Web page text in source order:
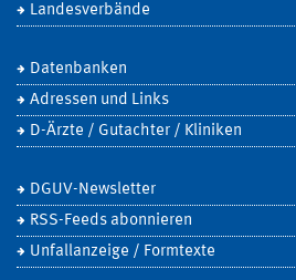
Landesverbände
Datenbanken
Adressen und Links
D-Ärzte / Gutachter / Kliniken
DGUV-Newsletter
RSS-Feeds abonnieren
Unfallanzeige / Formtexte